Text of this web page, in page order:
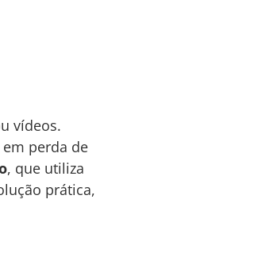
vídeos.
perda de
, que utiliza
prática,